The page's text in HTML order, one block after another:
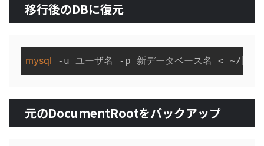
移行後のDBに復元
mysql
元のDocumentRootをバックアップ